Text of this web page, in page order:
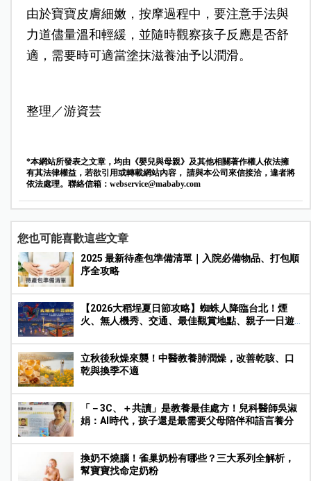
由於寶寶皮膚細嫩，按摩過程中，要注意手法與
力道儘量溫和輕緩，並隨時觀察孩子反應是否舒
適，需要時可適當塗抹滋養油予以潤滑。
整理／游資芸
*本網站所發表之文章，均由《嬰兒與母親》及其他相關著作權人依法擁
有其法律權益，若欲引用或轉載網站內容， 請與本公司來信接洽，違者將
依法處理。聯絡信箱： webservice@mababy.com
您也可能喜歡這些文章
2025 最新待產包準備清單｜入院必備物品、打包順
序全攻略
【2026大稻埕夏日節攻略】蜘蛛人降臨台北！煙
火、無人機秀、交通、最佳觀賞地點、親子一日遊
立秋後秋燥來襲！中醫教養肺潤燥，改善乾咳、口
乾與換季不適
「－3C、＋共讀」是教養最佳處方！兒科醫師吳淑
娟：AI時代，孩子還是最需要父母陪伴和語言養分
換奶不燒腦！雀巢奶粉有哪些？三大系列全解析，
幫寶寶找命定奶粉